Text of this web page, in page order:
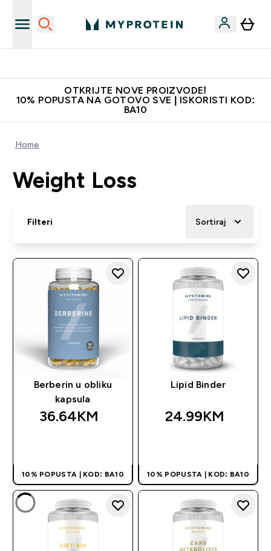
OTKRIJTE NOVE PROIZVODE!
10% POPUSTA NA GOTOVO SVE | ISKORISTI KOD:
BA10
Home
Weight Loss
Filteri Sortiraj
Berberin u obliku
kapsula
36.64KM‎
10% POPUSTA | KOD: BA10
Lipid Binder
24.99KM‎
10% POPUSTA | KOD: BA10